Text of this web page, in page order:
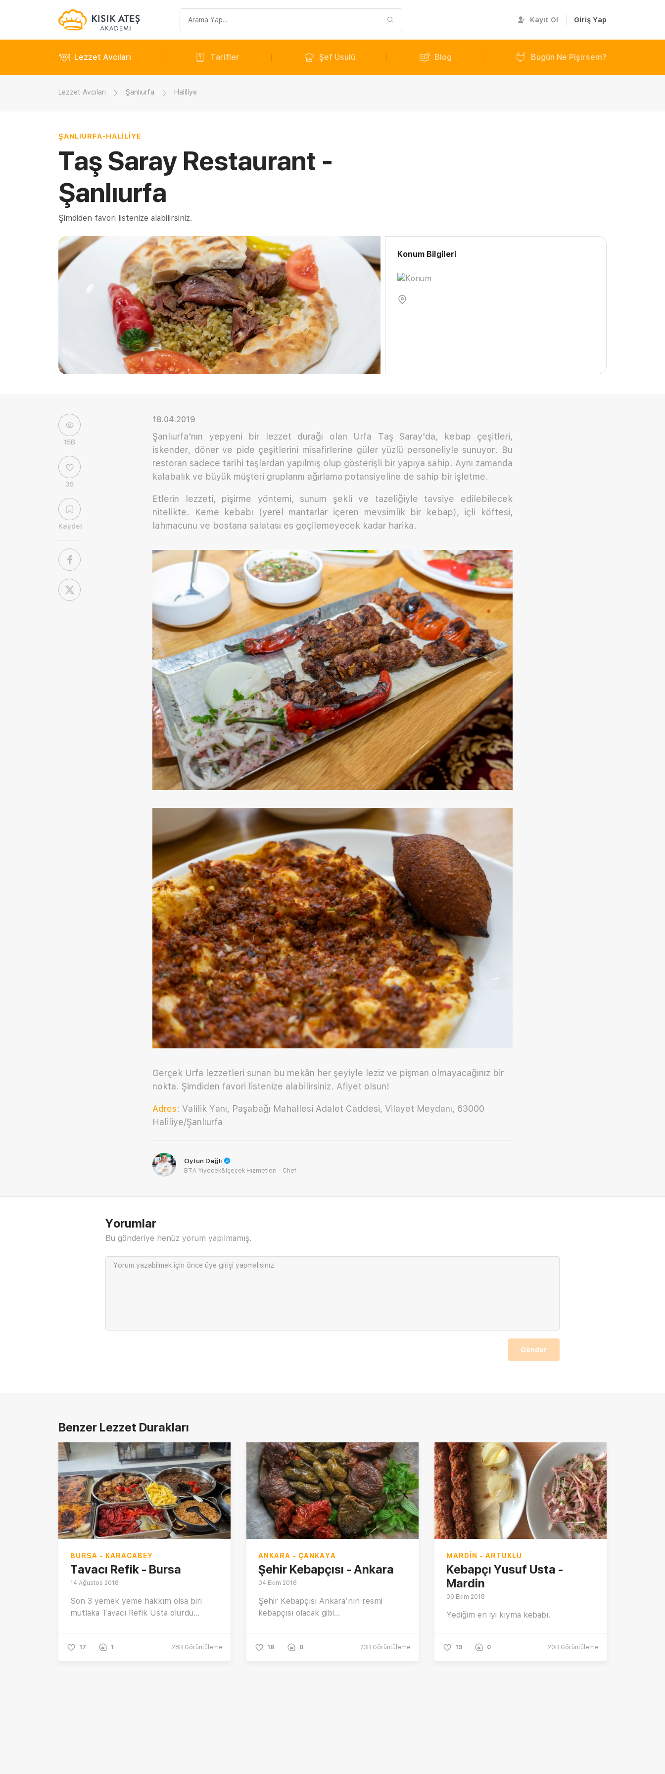
sorgusu
Kayıt Ol Giriş Yap
Lezzet Avcıları Tarifler Şef Usulü Blog Bugün Ne Pişirsem?
Lezzet Avcıları Şanlıurfa Haliliye
ŞANLIURFA-HALILIYE
Taş Saray Restaurant -
Şanlıurfa
Şimdiden favori listenize alabilirsiniz.
Konum Bilgileri
15B
35
Kaydet
18.04.2019
Şanlıurfa'nın yepyeni bir lezzet durağı olan Urfa Taş Saray'da, kebap çeşitleri,
iskender, döner ve pide çeşitlerini misafirlerine güler yüzlü personeliyle sunuyor. Bu
restoran sadece tarihi taşlardan yapılmış olup gösterişli bir yapıya sahip. Aynı zamanda
kalabalık ve büyük müşteri gruplarını ağırlama potansiyeline de sahip bir işletme.
Etlerin lezzeti, pişirme yöntemi, sunum şekli ve tazeliğiyle tavsiye edilebilecek
nitelikte. Keme kebabı (yerel mantarlar içeren mevsimlik bir kebap), içli köftesi,
lahmacunu ve bostana salatası es geçilemeyecek kadar harika.
Gerçek Urfa lezzetleri sunan bu mekân her şeyiyle leziz ve pişman olmayacağınız bir
nokta. Şimdiden favori listenize alabilirsiniz. Afiyet olsun!
Adres: Valilik Yanı, Paşabağı Mahallesi Adalet Caddesi, Vilayet Meydanı, 63000
Haliliye/Şanlıurfa
Oytun Dağlı
BTA Yiyecek&İçecek Hizmetleri - Chef
Yorumlar
Bu gönderiye henüz yorum yapılmamış.
Yorum yazabilmek için önce üye girişi yapmalısınız.
Gönder
Benzer Lezzet Durakları
BURSA - KARACABEY
Tavacı Refik - Bursa
14 Ağustos 2018
Son 3 yemek yeme hakkım olsa biri
mutlaka Tavacı Refik Usta olurdu...
17 1 28B Görüntüleme
ANKARA - ÇANKAYA
Şehir Kebapçısı - Ankara
04 Ekim 2018
Şehir Kebapçısı Ankara’nın resmi
kebapçısı olacak gibi...
18 0 23B Görüntüleme
MARDIN - ARTUKLU
Kebapçı Yusuf Usta -
Mardin
09 Ekim 2018
Yediğim en iyi kıyma kebabı.
19 0 20B Görüntüleme